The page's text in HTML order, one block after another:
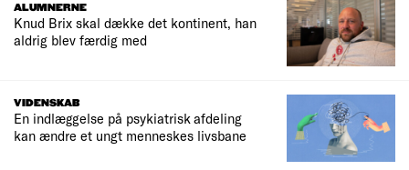
ALUMNERNE
Knud Brix skal dække det kontinent, han
aldrig blev færdig med
VIDENSKAB
En indlæggelse på psykiatrisk afdeling
kan ændre et ungt menneskes livsbane